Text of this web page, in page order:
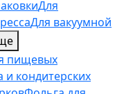
Для
Для вакуумной
пищевых
кондитерских